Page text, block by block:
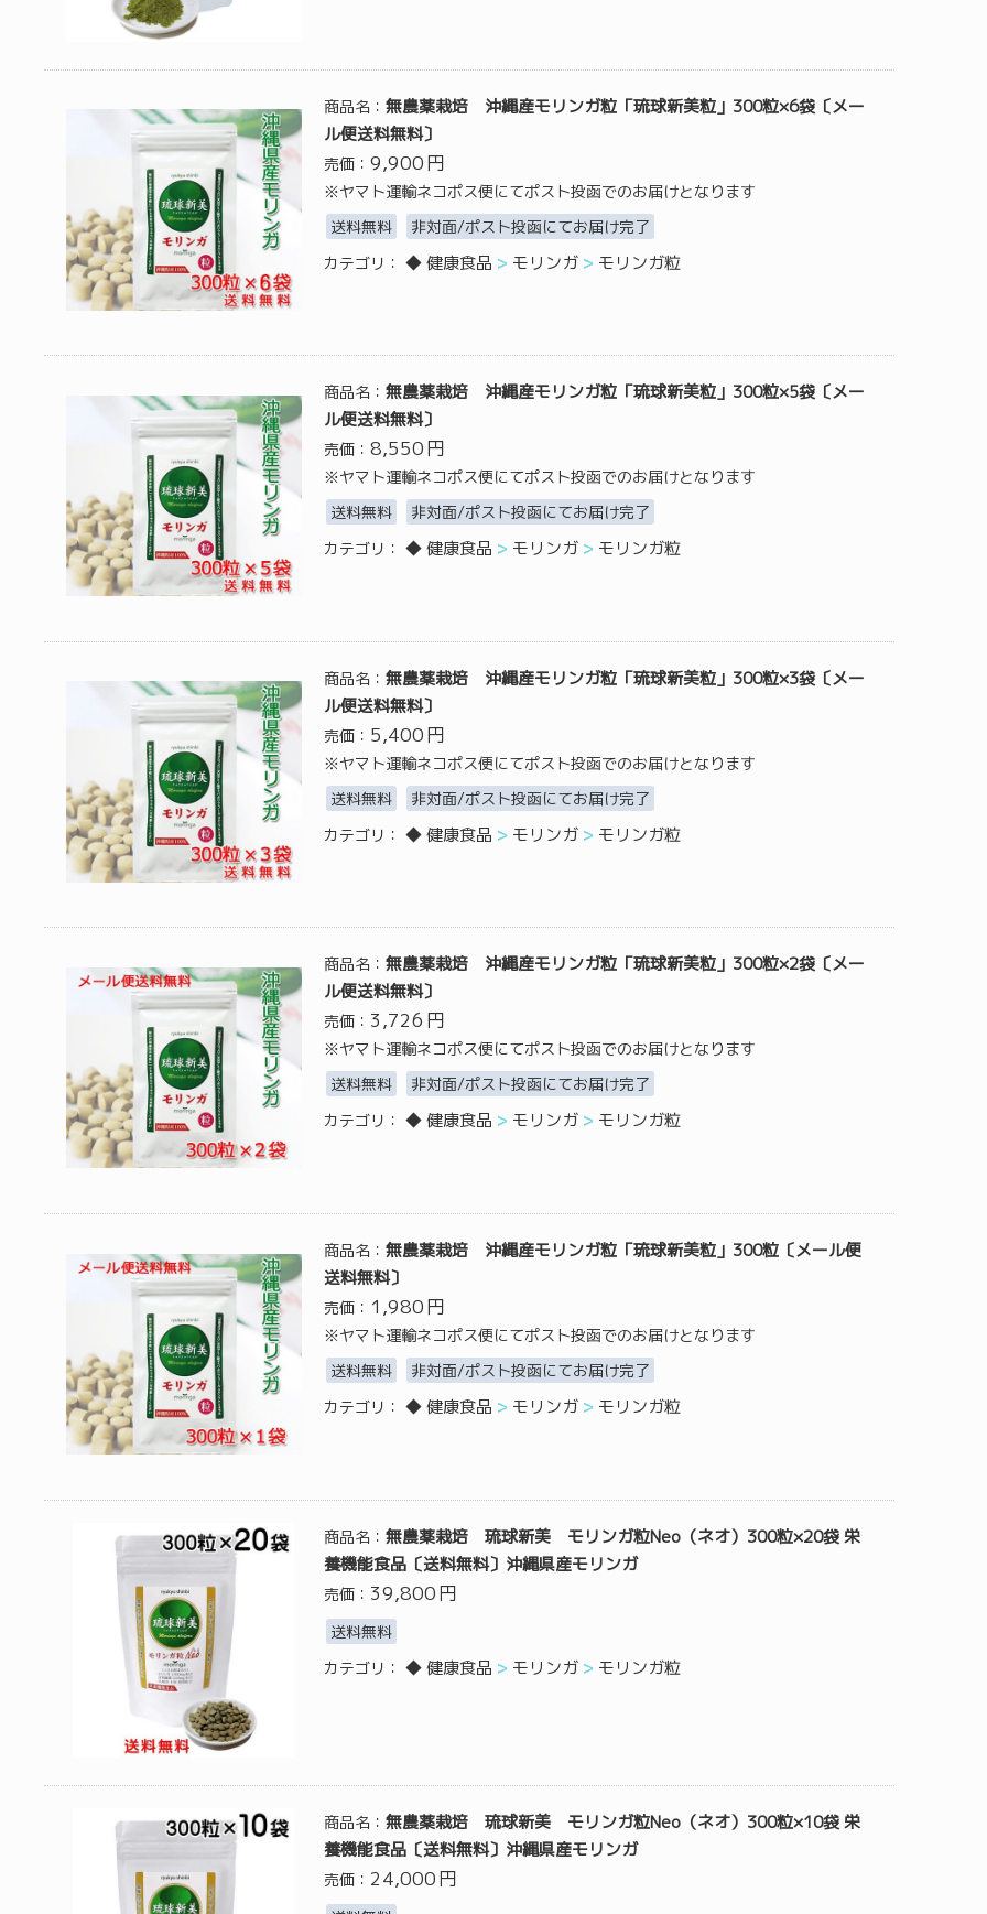
商品名： 無農薬栽培 沖縄産モリンガ粒「琉球新美粒」300粒×6袋〔メー
ル便送料無料〕
売価： 9,900円
※ヤマト運輸ネコポス便にてポスト投函でのお届けとなります
送料無料
非対面/ポスト投函にてお届け完了
カテゴリ： ◆ 健康食品 モリンガ モリンガ粒
商品名： 無農薬栽培 沖縄産モリンガ粒「琉球新美粒」300粒×5袋〔メー
ル便送料無料〕
売価： 8,550円
※ヤマト運輸ネコポス便にてポスト投函でのお届けとなります
送料無料
非対面/ポスト投函にてお届け完了
カテゴリ： ◆ 健康食品 モリンガ モリンガ粒
商品名： 無農薬栽培 沖縄産モリンガ粒「琉球新美粒」300粒×3袋〔メー
ル便送料無料〕
売価： 5,400円
※ヤマト運輸ネコポス便にてポスト投函でのお届けとなります
送料無料
非対面/ポスト投函にてお届け完了
カテゴリ： ◆ 健康食品 モリンガ モリンガ粒
商品名： 無農薬栽培 沖縄産モリンガ粒「琉球新美粒」300粒×2袋〔メー
ル便送料無料〕
売価： 3,726 円
※ヤマト運輸ネコポス便にてポスト投函でのお届けとなります
送料無料
非対面/ポスト投函にてお届け完了
カテゴリ： ◆ 健康食品 モリンガ モリンガ粒
商品名： 無農薬栽培 沖縄産モリンガ粒「琉球新美粒」300粒〔メール便
送料無料〕
売価： 1,980円
※ヤマト運輸ネコポス便にてポスト投函でのお届けとなります
送料無料
非対面/ポスト投函にてお届け完了
カテゴリ： ◆ 健康食品 モリンガ モリンガ粒
商品名： 無農薬栽培 琉球新美 モリンガ粒Neo（ネオ）300粒×20袋 栄
養機能食品〔送料無料〕沖縄県産モリンガ
売価： 39,800円
送料無料
カテゴリ： ◆ 健康食品 モリンガ モリンガ粒
商品名： 無農薬栽培 琉球新美 モリンガ粒Neo（ネオ）300粒×10袋 栄
養機能食品〔送料無料〕沖縄県産モリンガ
売価： 24,000円